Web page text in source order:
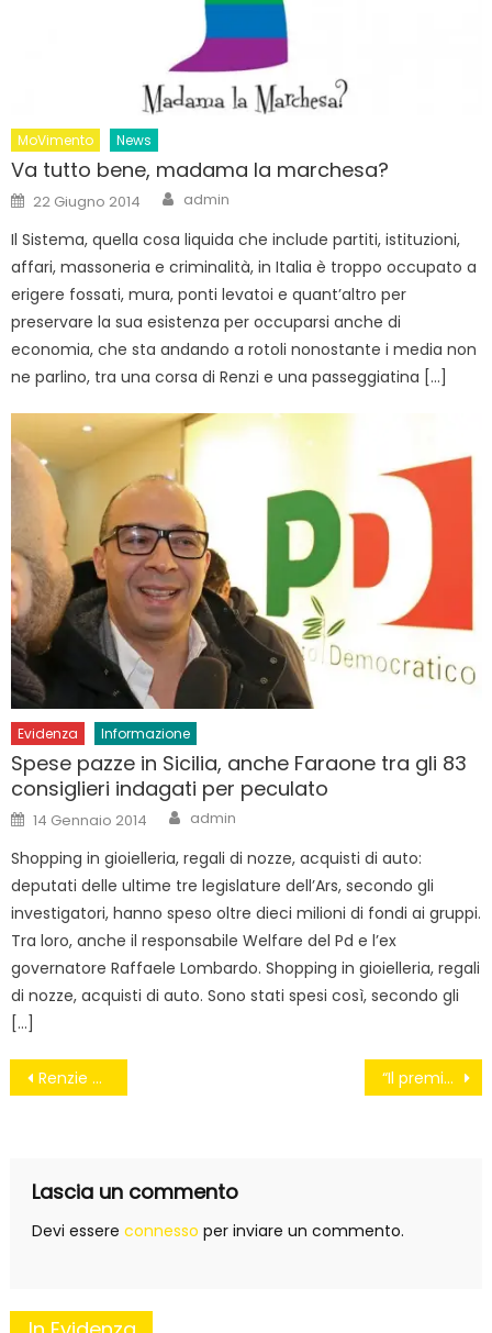
MoVimento News
Va tutto bene, madama la marchesa?
Posted
on
22 Giugno 2014 Author
admin
Il Sistema, quella cosa liquida che include partiti, istituzioni,
affari, massoneria e criminalità, in Italia è troppo occupato a
erigere fossati, mura, ponti levatoi e quant’altro per
preservare la sua esistenza per occuparsi anche di
economia, che sta andando a rotoli nonostante i media non
ne parlino, tra una corsa di Renzi e una passeggiatina […]
Evidenza Informazione
Spese pazze in Sicilia, anche Faraone tra gli 83
consiglieri indagati per peculato
Posted
on
14 Gennaio 2014 Author
admin
Shopping in gioielleria, regali di nozze, acquisti di auto:
deputati delle ultime tre legislature dell’Ars, secondo gli
investigatori, hanno speso oltre dieci milioni di fondi ai gruppi.
Tra loro, anche il responsabile Welfare del Pd e l’ex
governatore Raffaele Lombardo. Shopping in gioielleria, regali
di nozze, acquisti di auto. Sono stati spesi così, secondo gli
[…]
Navigazione
Renzie e il gioco delle tre carte “Il premier in Usa? Solo tanti inchini”
Lascia un commento
Devi essere connesso per inviare un commento.